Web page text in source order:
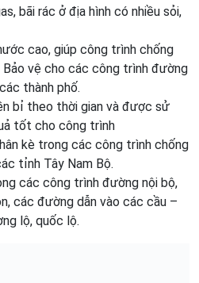
bãi rác ở địa hình có nhiều sỏi,
cao, giúp công trình chống
vệ cho các công trình đường
thành phố.
bỉ theo thời gian và được sử
tốt cho công trình
kè trong các công trình chống
tỉnh Tây Nam Bộ.
các công trình đường nội bộ,
các đường dẫn vào các cầu –
lộ, quốc lộ.